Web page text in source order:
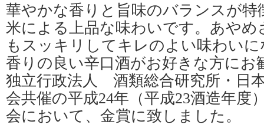
華やかな香りと旨味のバランスが特
米による上品な味わいです。あやめ
もスッキリしてキレのよい味わい
香りの良い辛口酒がお好きな方にお
独立行政法人 酒類総合研究所・日
会共催の平成24年（平成23酒造年度
会において、金賞に致しました。